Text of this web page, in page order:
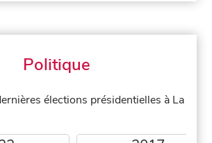
Politique
élections présidentielles à La